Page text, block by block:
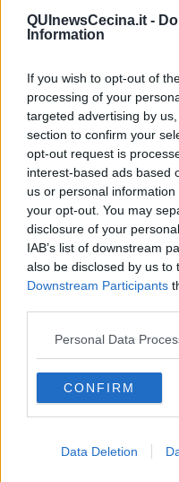
QUInewsCecina.it -
Information
If you wish to opt-out of
processing of your
targeted advertising by
section to confirm your
opt-out request is
interest-based ads based
us or personal
your opt-out. You may
disclosure of your
IAB’s list of downstream
also be disclosed by us to
Downstream Participants
Personal Data
CONFIRM
Data Deletion
Bestiario
Pillole
​“D” come delitto
Belle lettere
25 Aprile
Todo el bien, todo el mal
Silenzio
Le parole
​L’Australiana
Le stelle del jazz
Vita & morte
Auguri
Moro
Passanti
Continuando, la nonna e il
Metaverso smart
Fiamme
Confessioni autoreferenziali
Utopie
Estate